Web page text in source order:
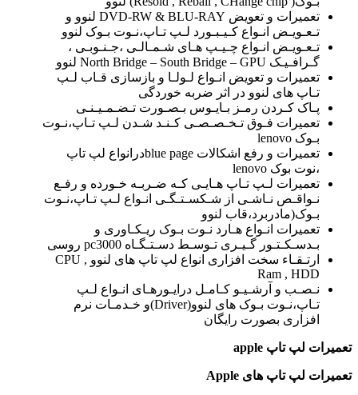
تعمیرات و تعویض DVD-RW & BLU-RAY لنوو و
تـعـویـض انـواع کـیـبـورد لـپ تـاپ،نـوت بـوک لنوو
تـعـویـض انـواع چـیـپ هـای شـمـالـی ،جـنـوبـی ،
گـرافـیـک North Bridge – South Bridge – GPU لنوو
تعمیرات و تعویض انـواع لـولـا و بازسازی قـاب لـپ
تـاپ های لنوو در اثر ضربه خوردگی
پـاک کـردن رمـز بـایـوس بـصـورت تـضـمـیـنـی
تعمیرات فـوق تـخـصـصـی کـنـد شـدن لـپ تـاپ،نـوت
بـوک lenovo
تعمیرات و رفع اشکالات blue pageدرانواع لپ تاپ
،نوت بوک lenovo
تعمیرات لـپ تـاپ هـایـی کـه ضـربـه خـورده و رفـع
نـواقـص نـاشـی از شـکسـتـگـی انـواع لـپ تـاپ،نـوت
بـوک(مادربرد،قاب لنوو
تعمیرات انـواع هـارد نـوت بـوک ریـکـاوری و
بـدسـکـتـور گـیـری تـوسـط دسـتـگـاه pc3000 روسی
ارتـقـاء سخت افزاری انواع لپ تاپ های لنوو CPU ,
Ram , HDD
نـصـب و آرشـیـو کـامـل درایـورهـای انـواع لـپ
تـاپ،نـوت بـوک های لنوو(Driver)و خـدمـات نرم
افزاری بصورت رایگان
تعمیرات لپ تاپ
تعمیرات لپ تاپ های Apple